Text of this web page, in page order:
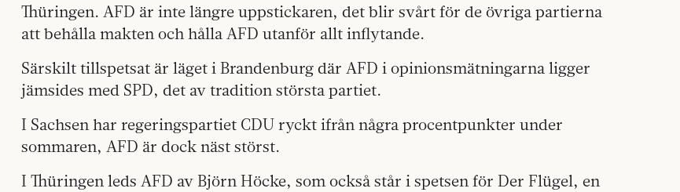
Thüringen. AFD är inte längre uppstickaren, det blir svårt för de övriga partierna
att behålla makten och hålla AFD utanför allt inflytande.
Särskilt tillspetsat är läget i Brandenburg där AFD i opinionsmätningarna ligger
jämsides med SPD, det av tradition största partiet.
I Sachsen har regeringspartiet CDU ryckt ifrån några procentpunkter under
sommaren, AFD är dock näst störst.
I Thüringen leds AFD av Björn Höcke, som också står i spetsen för Der Flügel, en